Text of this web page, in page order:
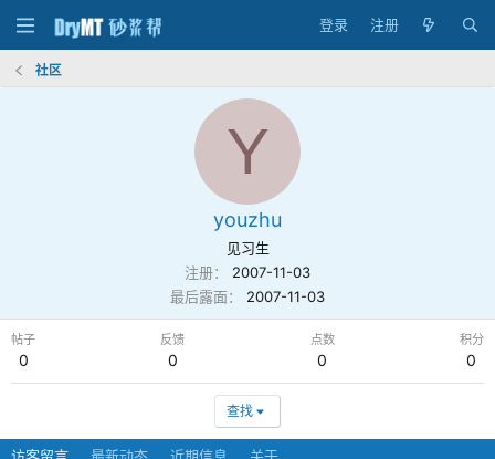
登录 注册
社区
Y
youzhu
见习生
注册
2007-11-03
最后露面
2007-11-03
帖子
0
反馈
0
点数
0
积分
0
查找